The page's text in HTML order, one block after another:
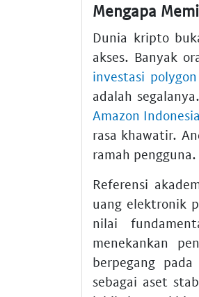
Mengapa
Dunia kripto
akses. Banyak
investasi polygon
adalah
Amazon
rasa khawatir.
ramah pengguna.
Referensi
uang elektronik
nilai
menekankan
berpegang
sebagai aset